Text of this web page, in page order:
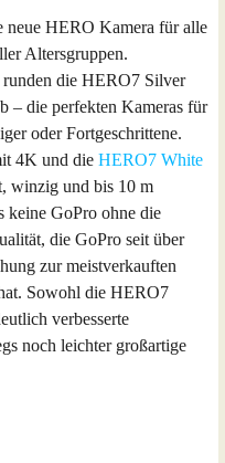
neue HERO Kamera für alle
Altersgruppen.
die HERO7 Silver
– die perfekten Kameras für
oder Fortgeschrittene.
4K und die HERO7 White
winzig und bis 10 m
keine GoPro ohne die
die GoPro seit über
zur meistverkauften
Sowohl die HERO7
verbesserte
noch leichter großartige